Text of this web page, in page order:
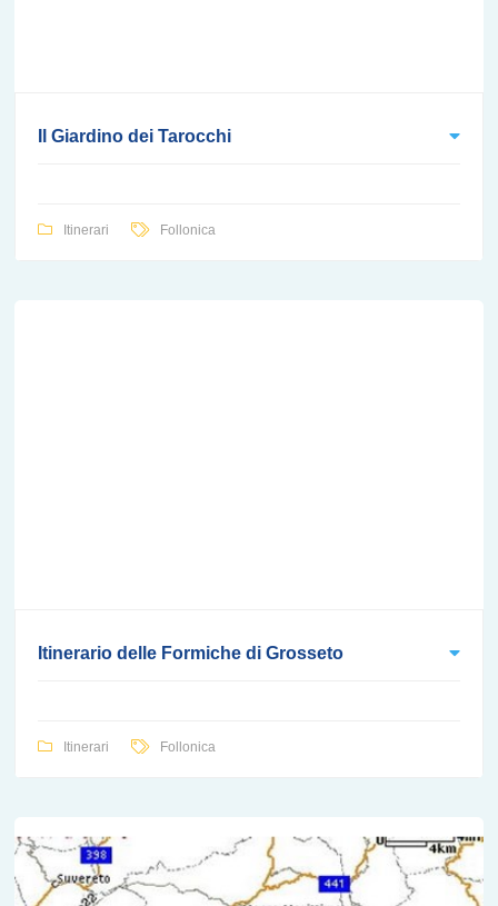
Il Giardino dei Tarocchi
Itinerari Follonica
Itinerario delle Formiche di Grosseto
Itinerari Follonica